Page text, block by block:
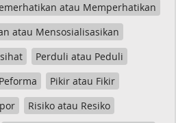
atau Memperhatikan
atau Mensosialisasikan
Perduli atau Peduli
Pikir atau Fikir
Risiko atau Resiko